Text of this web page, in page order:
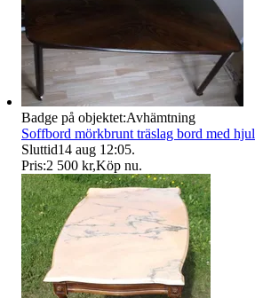
Badge på objektet:Avhämtning
Soffbord mörkbrunt träslag bord med hjul
Sluttid14 aug 12:05.
Pris:2 500 kr,Köp nu.